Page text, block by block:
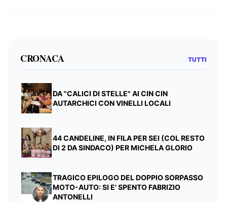
CRONACA TUTTI
DA "CALICI DI STELLE" AI CIN CIN
AUTARCHICI CON VINELLI LOCALI
44 CANDELINE, IN FILA PER SEI (COL RESTO
DI 2 DA SINDACO) PER MICHELA GLORIO
TRAGICO EPILOGO DEL DOPPIO SORPASSO
MOTO-AUTO: SI E' SPENTO FABRIZIO
ANTONELLI